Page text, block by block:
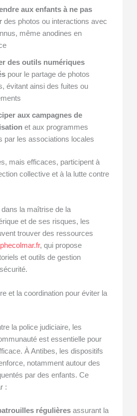
aux enfants à ne pas
des photos ou interactions avec
même anodines en
des outils numériques
pour le partage de photos
évitant ainsi des fuites ou
aux campagnes de
et aux programmes
par les associations locales
mais efficaces, participent à
collective et à la lutte contre
la maîtrise de la
et de ses risques, les
trouver des ressources
, qui propose
et outils de gestion
et la coordination pour éviter la
la police judiciaire, les
est essentielle pour
À Antibes, les dispositifs
notamment autour des
par des enfants. Ce
:
régulièresassurant la